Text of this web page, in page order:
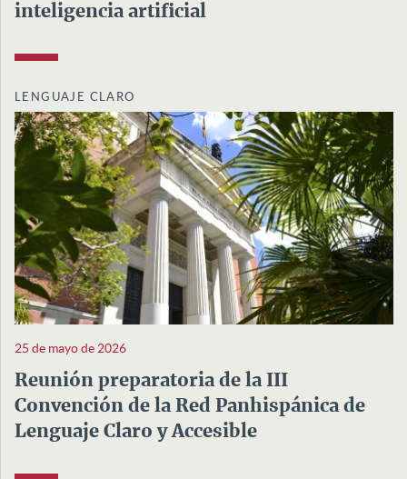
inteligencia artificial
LENGUAJE CLARO
25 de mayo de 2026
Reunión preparatoria de la III
Convención de la Red Panhispánica de
Lenguaje Claro y Accesible